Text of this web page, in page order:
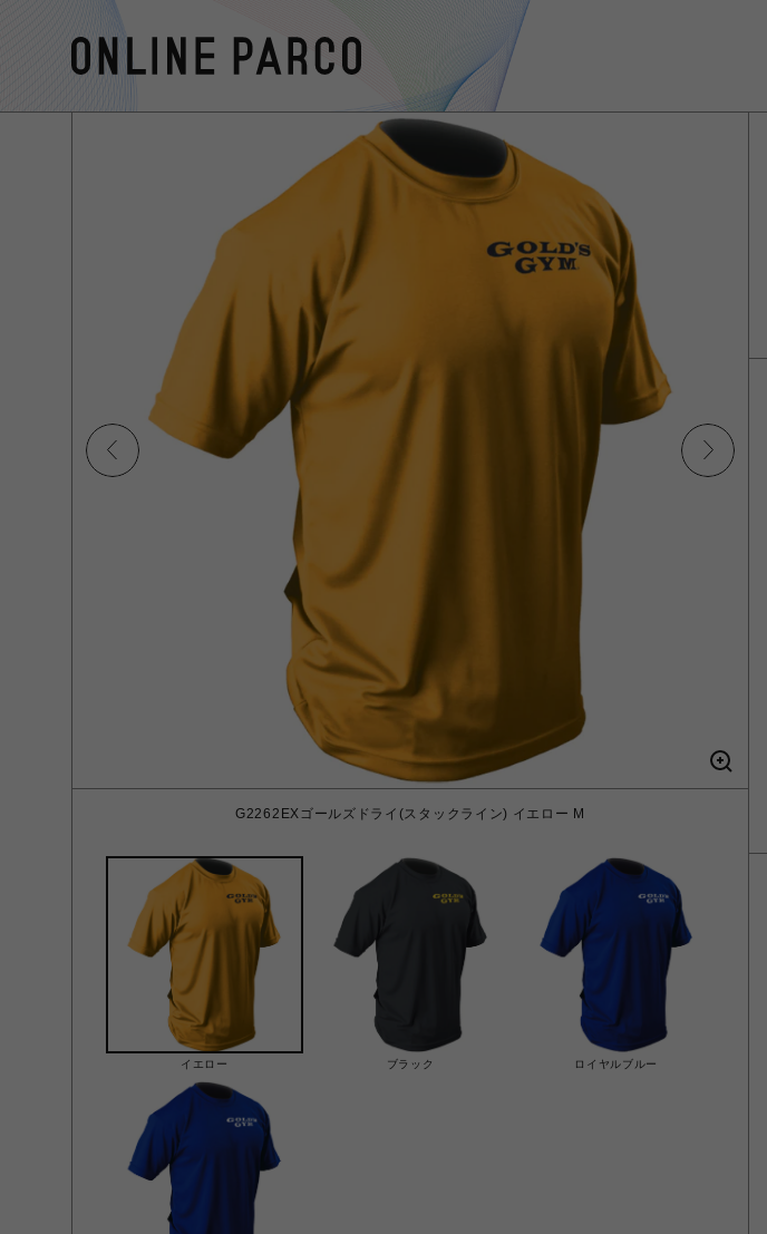
G2262EXゴールズドライ(スタックライン) イエロー M
イエロー ブラック ロイヤルブルー